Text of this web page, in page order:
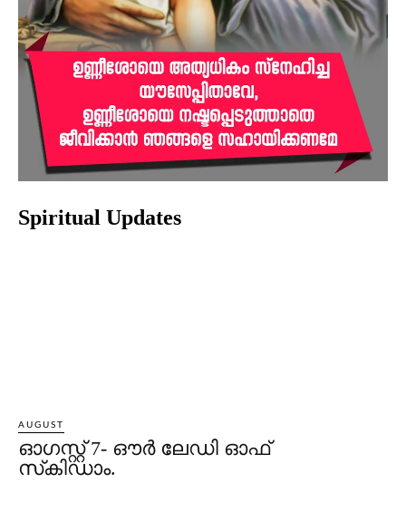
Spiritual Updates
AUGUST
ഓഗസ്റ്റ് 7- ഔര്‍ ലേഡി ഓഫ്
സ്‌കിഡാം.